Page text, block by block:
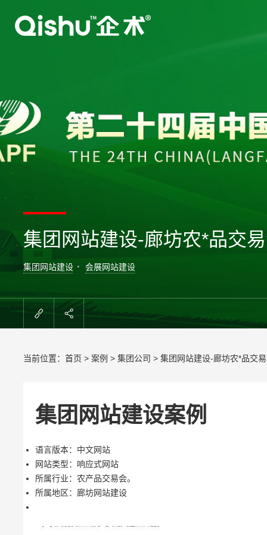
集团网站建设-廊坊农*品交
集团网站建设 会展网站建设
当前位置： 首页 > 案例 > 集团公司 > 集团网站建设-廊坊农*品交
集团网站建设案例
语言版本：中文网站
网站类型：响应式网站
所属行业：农产品交易会。
所属地区：廊坊网站建设